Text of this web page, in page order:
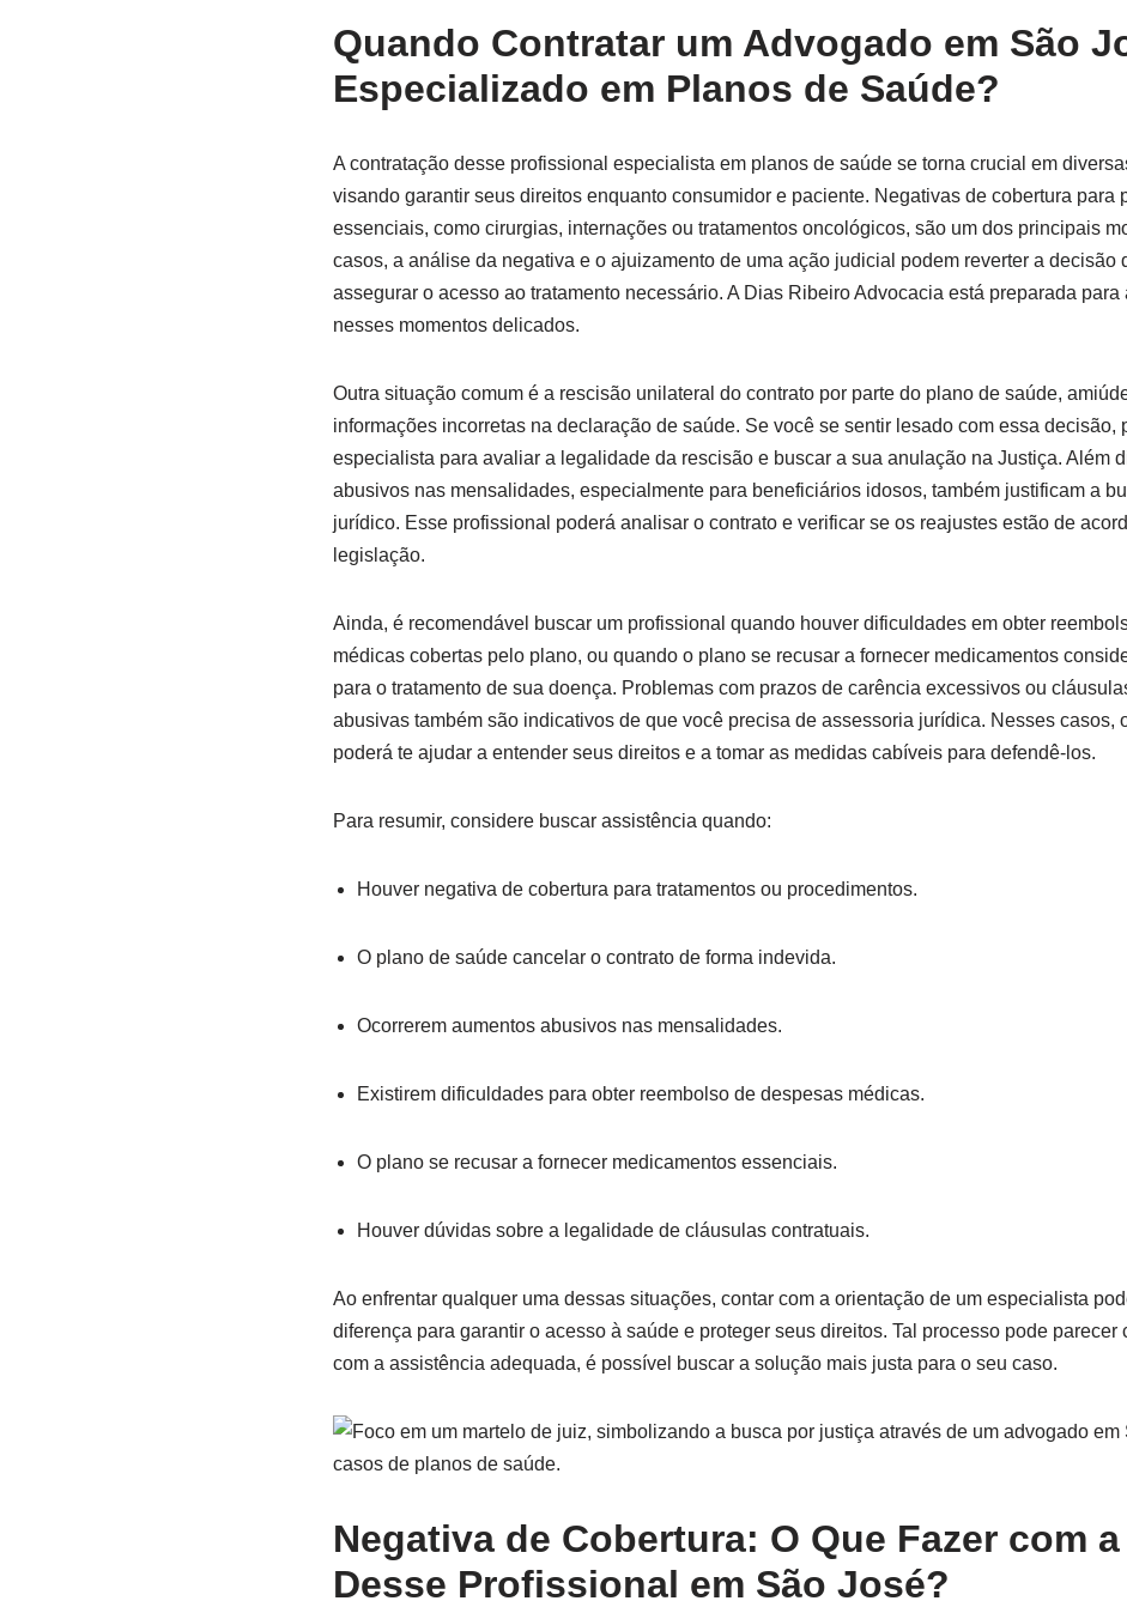
Quando Contratar um Advogado em São
Especializado em Planos de Saúde?
A contratação desse profissional especialista em planos de saúde se torna crucial em
visando garantir seus direitos enquanto consumidor e paciente. Negativas de cobertura para
essenciais, como cirurgias, internações ou tratamentos oncológicos, são um dos principais
casos, a análise da negativa e o ajuizamento de uma ação judicial podem reverter a decisão
assegurar o acesso ao tratamento necessário. A Dias Ribeiro Advocacia está preparada para
nesses momentos delicados.
Outra situação comum é a rescisão unilateral do contrato por parte do plano de saúde,
informações incorretas na declaração de saúde. Se você se sentir lesado com essa decisão,
especialista para avaliar a legalidade da rescisão e buscar a sua anulação na Justiça. Além
abusivos nas mensalidades, especialmente para beneficiários idosos, também justificam a
jurídico. Esse profissional poderá analisar o contrato e verificar se os reajustes estão de
legislação.
Ainda, é recomendável buscar um profissional quando houver dificuldades em obter
médicas cobertas pelo plano, ou quando o plano se recusar a fornecer medicamentos
para o tratamento de sua doença. Problemas com prazos de carência excessivos ou
abusivas também são indicativos de que você precisa de assessoria jurídica. Nesses casos,
poderá te ajudar a entender seus direitos e a tomar as medidas cabíveis para defendê-los.
Para resumir, considere buscar assistência quando:
Houver negativa de cobertura para tratamentos ou procedimentos.
O plano de saúde cancelar o contrato de forma indevida.
Ocorrerem aumentos abusivos nas mensalidades.
Existirem dificuldades para obter reembolso de despesas médicas.
O plano se recusar a fornecer medicamentos essenciais.
Houver dúvidas sobre a legalidade de cláusulas contratuais.
Ao enfrentar qualquer uma dessas situações, contar com a orientação de um especialista
diferença para garantir o acesso à saúde e proteger seus direitos. Tal processo pode parecer
com a assistência adequada, é possível buscar a solução mais justa para o seu caso.
Negativa de Cobertura: O Que Fazer com
Desse Profissional em São José?